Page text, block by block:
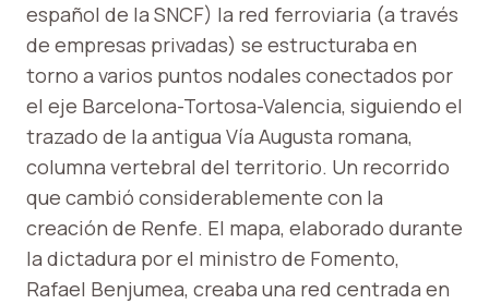
español de la SNCF) la red ferroviaria (a través
de empresas privadas) se estructuraba en
torno a varios puntos nodales conectados por
el eje Barcelona-Tortosa-Valencia, siguiendo el
trazado de la antigua Vía Augusta romana,
columna vertebral del territorio. Un recorrido
que cambió considerablemente con la
creación de Renfe. El mapa, elaborado durante
la dictadura por el ministro de Fomento,
Rafael Benjumea, creaba una red centrada en